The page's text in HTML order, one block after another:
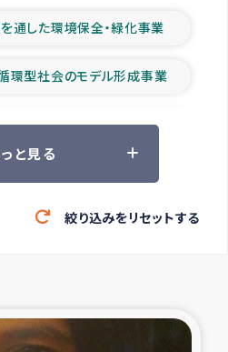
通した環境保全・緑化事業
環型社会のモデル形成事業
ー参加者の声
急救援の時代
ール豪雨緊急支援
と見る
絞り込みをリセットする